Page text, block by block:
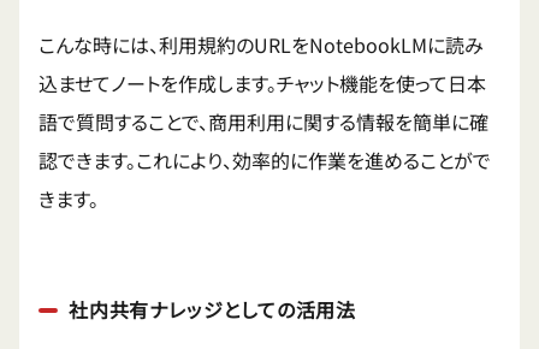
こんな時には、利用規約のURLをNotebookLMに読み
込ませてノートを作成します。チャット機能を使って日本
語で質問することで、商用利用に関する情報を簡単に確
認できます。これにより、効率的に作業を進めることがで
きます。
社内共有ナレッジとしての活用法